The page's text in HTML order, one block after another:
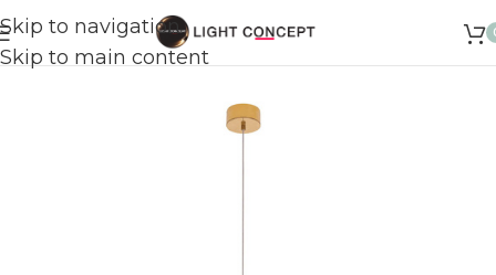
Skip to navigation
Skip to main content